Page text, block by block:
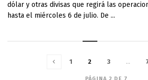
dólar y otras divisas que regirá las
hasta el miércoles 6 de julio. De ...
1 2 3 …